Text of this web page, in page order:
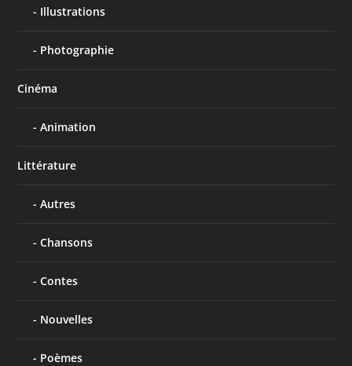
Illustrations
Photographie
Cinéma
Animation
Littérature
Autres
Chansons
Contes
Nouvelles
Poèmes